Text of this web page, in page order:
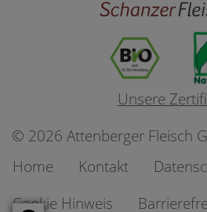
Unsere
© 2026 Attenberger Fleisch
Home
Kontakt
Cookie Hinweis